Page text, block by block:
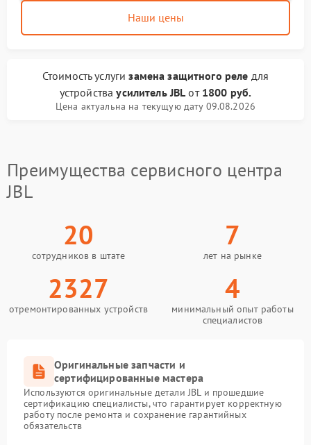
Наши цены
Стоимость услугизамена защитного реле для
устройстваусилитель JBL от 1800 руб.
Цена актуальна на текущую дату 09.08.2026
Преимущества сервисного центра
JBL
20
сотрудников в штате
7
лет на рынке
2327
отремонтированных устройств
4
минимальный опыт работы
специалистов
Оригинальные запчасти и
сертифицированные мастера
Используются оригинальные детали JBL и прошедшие
сертификацию специалисты, что гарантирует корректную
работу после ремонта и сохранение гарантийных
обязательств